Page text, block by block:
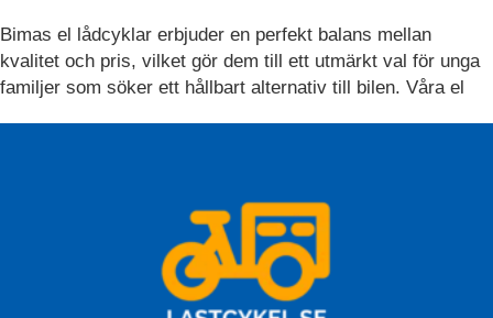
Bimas el lådcyklar erbjuder en perfekt balans mellan
kvalitet och pris, vilket gör dem till ett utmärkt val för unga
familjer som söker ett hållbart alternativ till bilen. Våra el
bidrar till en grönare framtid.